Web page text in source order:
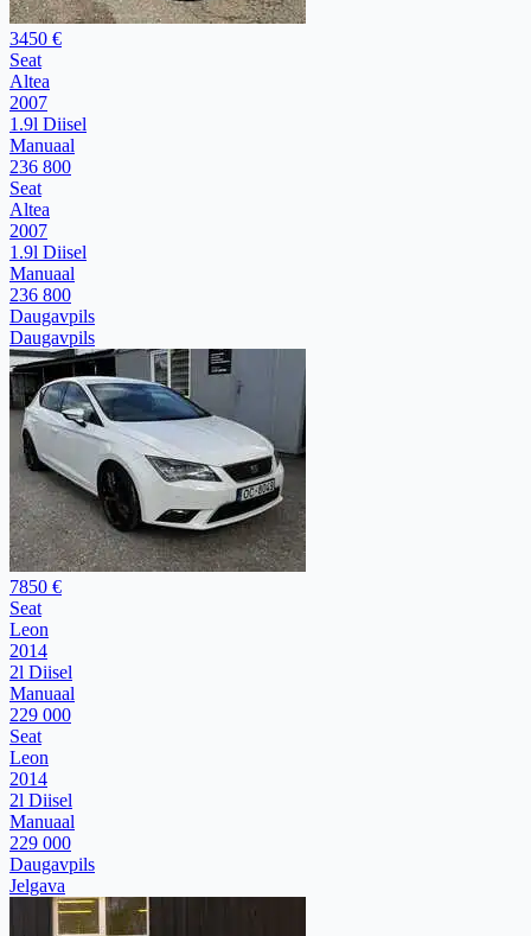
3450 €
Seat
Altea
2007
1.9l Diisel
Manuaal
236 800
Seat
Altea
2007
1.9l Diisel
Manuaal
236 800
Daugavpils
Daugavpils
7850 €
Seat
Leon
2014
2l Diisel
Manuaal
229 000
Seat
Leon
2014
2l Diisel
Manuaal
229 000
Daugavpils
Jelgava